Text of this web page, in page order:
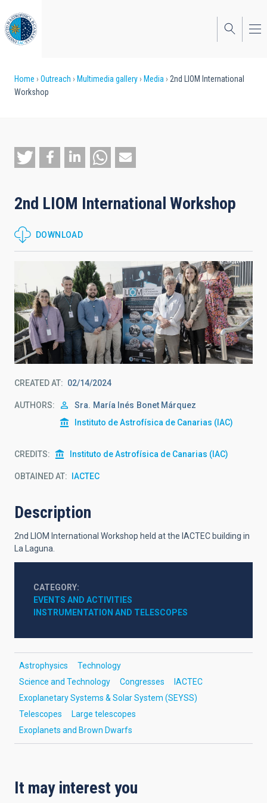
to
main
content
Breadcrumb
Home Outreach Multimedia gallery Media
2nd LIOM International
Workshop
2nd LIOM International Workshop
DOWNLOAD
CREATED AT 02/14/2024
AUTHORS Sra. María Inés Bonet Márquez
Instituto de Astrofísica de Canarias (IAC)
CREDITS Instituto de Astrofísica de Canarias (IAC)
OBTAINED AT IACTEC
Description
2nd LIOM International Workshop held at the IACTEC building in
La Laguna.
CATEGORY
EVENTS AND ACTIVITIES
INSTRUMENTATION AND TELESCOPES
Astrophysics
Technology
Science and Technology
Congresses
IACTEC
Exoplanetary Systems & Solar System (SEYSS)
Telescopes
Large telescopes
Exoplanets and Brown Dwarfs
It may interest you